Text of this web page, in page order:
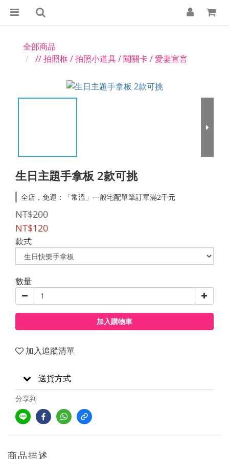
全部商品
// 拍照框 / 拍照小道具 / 闖關卡 / 愛妻宣言
生日主題手拿板 2款可挑
全店，免運：「常溫」一般宅配單筆訂單滿2千元
NT$200
NT$120
款式
數量
加入購物車
加入追蹤清單
送貨方式
分享到
商品描述